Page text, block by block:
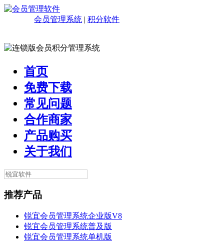
会员管理系统 | 积分软件
首页
免费下载
常见问题
合作商家
产品购买
关于我们
推荐产品
锐宜会员管理系统企业版V8
锐宜会员管理系统普及版
锐宜会员管理系统单机版